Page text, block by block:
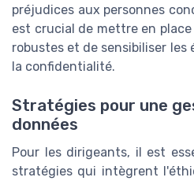
préjudices aux personnes
est crucial de mettre en
robustes et de sensibiliser les
la confidentialité.
Stratégies pour une
données
Pour les dirigeants, il est
stratégies qui intègrent